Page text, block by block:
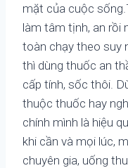
mặt của cuộc
làm tâm tịnh, an rồi
toàn chạy theo suy
thì dùng thuốc an
cấp tính, sốc thôi.
thuộc thuốc hay
chính mình là hiệu
khi cần và mọi lúc,
chuyên gia, uống